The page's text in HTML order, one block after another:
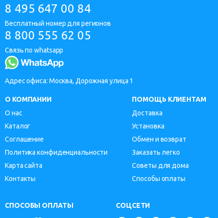
8 495 647 00 84
Бесплатный номер для регионов
8 800 555 62 05
Связь по whatsapp
Адрес офиса: Москва, Дорожная улица 1
О КОМПАНИИ
О нас
Каталог
Соглашение
Политика конфиденциальности
Карта сайта
Контакты
ПОМОЩЬ КЛИЕНТАМ
Доставка
Установка
Обмен и возврат
Заказать легко
Советы для дома
Способы оплаты
СПОСОБЫ ОПЛАТЫ СОЦСЕТИ